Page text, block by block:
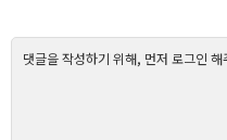
댓글을 작성하기 위해, 먼저 로그인 해